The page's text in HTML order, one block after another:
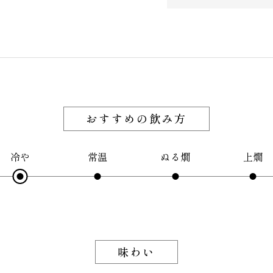
おすすめの飲み方
冷や 常温 ぬる燗 上燗
味わい